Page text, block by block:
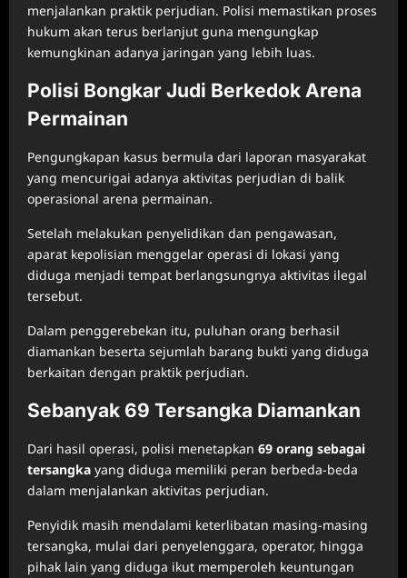
menjalankan praktik perjudian. Polisi memastikan proses
hukum akan terus berlanjut guna mengungkap
kemungkinan adanya jaringan yang lebih luas.
Polisi Bongkar Judi Berkedok Arena
Permainan
Pengungkapan kasus bermula dari laporan masyarakat
yang mencurigai adanya aktivitas perjudian di balik
operasional arena permainan.
Setelah melakukan penyelidikan dan pengawasan,
aparat kepolisian menggelar operasi di lokasi yang
diduga menjadi tempat berlangsungnya aktivitas ilegal
tersebut.
Dalam penggerebekan itu, puluhan orang berhasil
diamankan beserta sejumlah barang bukti yang diduga
berkaitan dengan praktik perjudian.
Sebanyak 69 Tersangka Diamankan
Dari hasil operasi, polisi menetapkan 69 orang sebagai
tersangka yang diduga memiliki peran berbeda-beda
dalam menjalankan aktivitas perjudian.
Penyidik masih mendalami keterlibatan masing-masing
tersangka, mulai dari penyelenggara, operator, hingga
pihak lain yang diduga ikut memperoleh keuntungan